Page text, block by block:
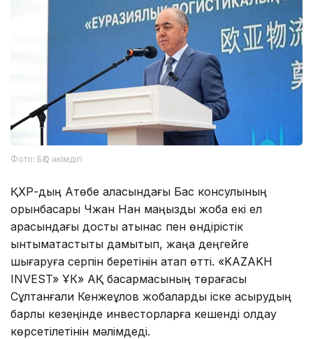
Фото: БҚО әкімдігі
ҚХР-дың Ақтөбе қаласындағы Бас консулының
орынбасары Чжан Нан маңызды жоба екі ел
арасындағы достық қатынас пен өндірістік
ынтымақтастықты дамытып, жаңа деңгейге
шығаруға серпін беретінін атап өтті. «KAZAKH
INVEST» ҰК» АҚ басқармасының төрағасы
Сұлтанғали Кенжеқұлов жобаларды іске асырудың
барлық кезеңінде инвесторларға кешенді қолдау
көрсетілетінін мәлімдеді.